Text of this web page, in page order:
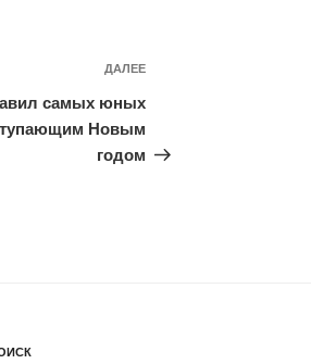
ДАЛЕЕ
самых юных
Новым
годом